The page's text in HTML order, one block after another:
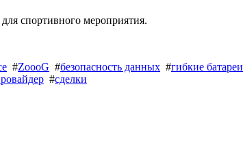
для спортивного мероприятия.
#ZoooG #безопасность данных #гибкие батареи
#сделки